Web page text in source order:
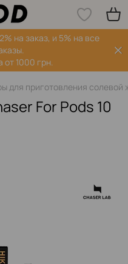
на заказ, и 5% на все
от 1000 грн.
для приготовления солевой
For Pods 10